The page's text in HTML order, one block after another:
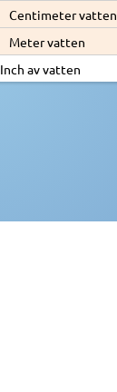
Centimeter vatten
Meter vatten
Inch av vatten